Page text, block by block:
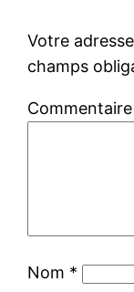
Votre
champs
Commentaire
Nom *